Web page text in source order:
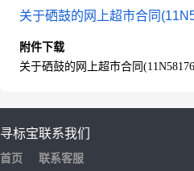
关于硒鼓的网上超市合同
附件下载
关于硒鼓的网上超市合同
寻标宝
首页
联系我们
联系客服